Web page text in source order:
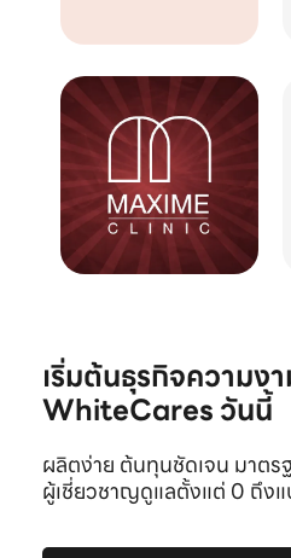
เริ่มต้นธุรกิจความ
WhiteCares วันนี้
ผลิตง่าย ต้นทุนชัดเจน มาต
ผู้เชี่ยวชาญดูแลตั้งแต่ 0 ถึง